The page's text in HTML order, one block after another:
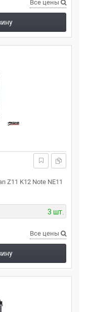
Все цены
Z11 K12 Note NE11
3 шт.
Все цены